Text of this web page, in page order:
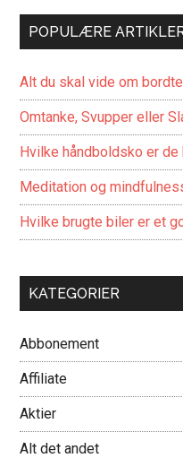
POPULÆRE
Alt du skal vide om
Omtanke, Svupper eller
Hvilke håndboldsko er de
Meditation og
Hvilke brugte biler er et
KATEGORIER
Abbonement
Affiliate
Aktier
Alt det andet